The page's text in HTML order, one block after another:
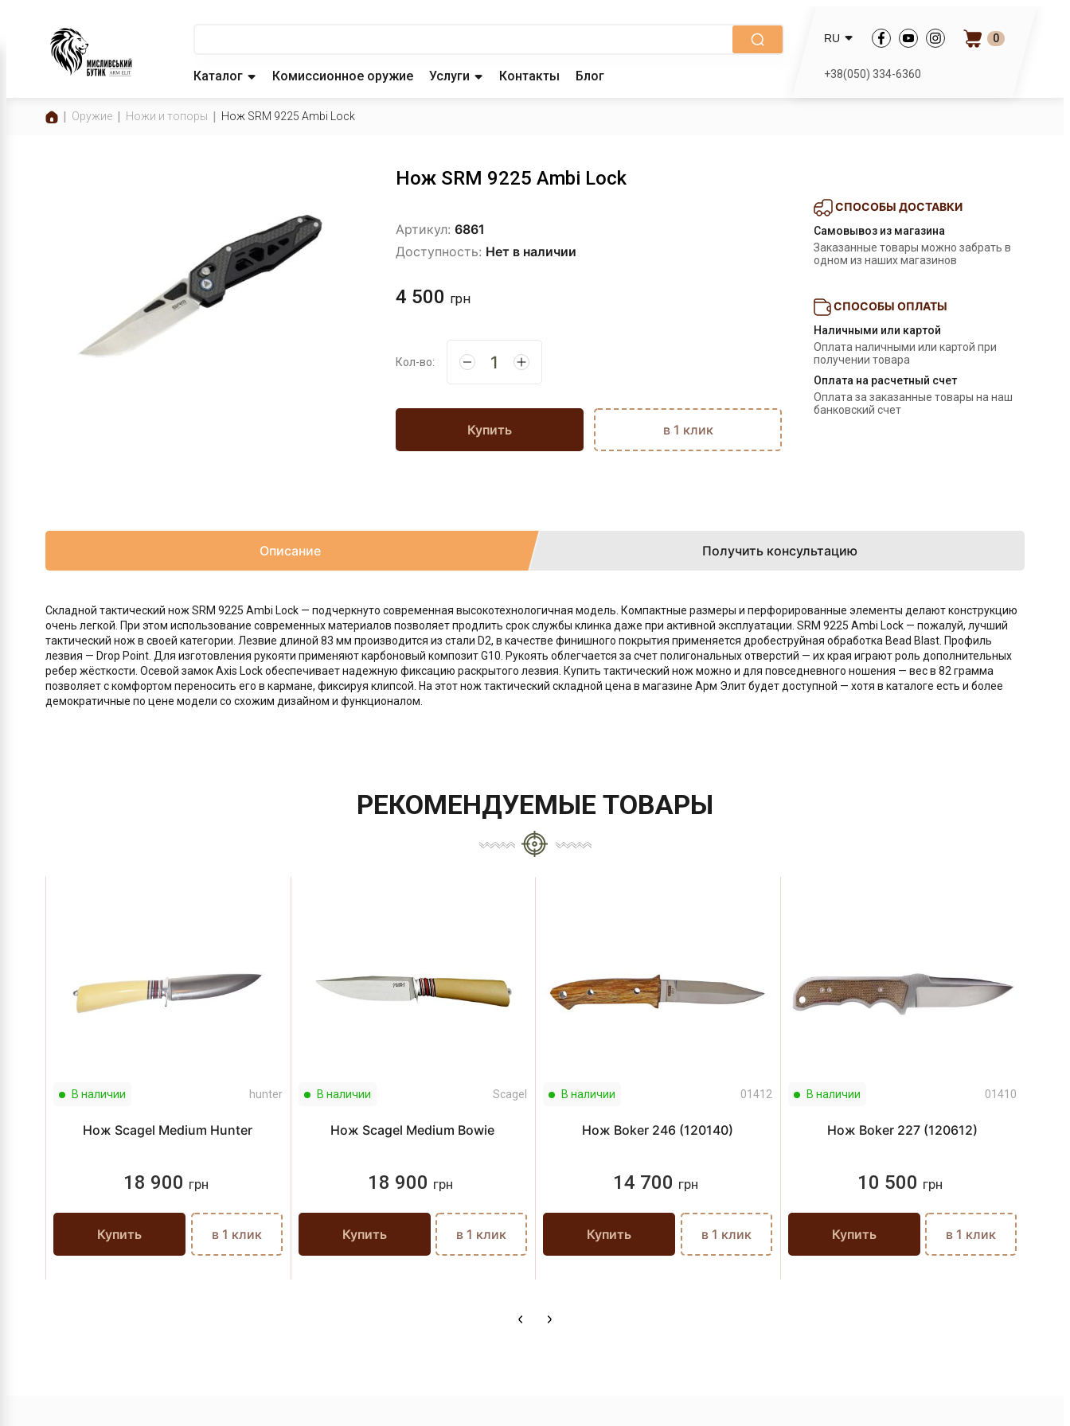
Каталог Комиссионное оружие Услуги Контакты Блог
RU 0
+38(050) 334-6360
Оружие Ножи и топоры Нож SRM 9225 Ambi Lock
Нож SRM 9225 Ambi Lock
Артикул: 6861
Доступность: Нет в наличии
4 500 грн
Кол-во:
Купить в 1 клик
СПОСОБЫ ДОСТАВКИ
Самовывоз из магазина
Заказанные товары можно забрать в
одном из наших магазинов
СПОСОБЫ ОПЛАТЫ
Наличными или картой
Оплата наличными или картой при
получении товара
Оплата на расчетный счет
Оплата за заказанные товары на наш
банковский счет
Описание Получить консультацию
Складной тактический нож SRM 9225 Ambi Lock — подчеркнуто современная высокотехнологичная модель. Компактные размеры и перфорированные элементы делают конструкцию
очень легкой. При этом использование современных материалов позволяет продлить срок службы клинка даже при активной эксплуатации. SRM 9225 Ambi Lock — пожалуй, лучший
тактический нож в своей категории. Лезвие длиной 83 мм производится из стали D2, в качестве финишного покрытия применяется дробеструйная обработка Bead Blast. Профиль
лезвия — Drop Point. Для изготовления рукояти применяют карбоновый композит G10. Рукоять облегчается за счет полигональных отверстий — их края играют роль дополнительных
ребер жёсткости. Осевой замок Axis Lock обеспечивает надежную фиксацию раскрытого лезвия. Купить тактический нож можно и для повседневного ношения — вес в 82 грамма
позволяет с комфортом переносить его в кармане, фиксируя клипсой. На этот нож тактический складной цена в магазине Арм Элит будет доступной — хотя в каталоге есть и более
демократичные по цене модели со схожим дизайном и функционалом.
РЕКОМЕНДУЕМЫЕ ТОВАРЫ
В наличии hunter
Нож Scagel Medium Hunter
18 900 грн
Купить в 1 клик
В наличии Scagel
Нож Scagel Medium Bowie
18 900 грн
Купить в 1 клик
В наличии 01412
Нож Boker 246 (120140)
14 700 грн
Купить в 1 клик
В наличии 01410
Нож Boker 227 (120612)
10 500 грн
Купить в 1 клик